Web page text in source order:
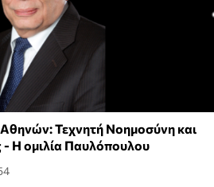
Τεχνητή Νοημοσύνη και
Η ομιλία Παυλόπουλου